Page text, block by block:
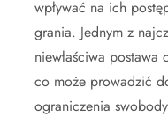
wpływać na ich
grania. Jednym z
niewłaściwa postawa
co może prowadzić
ograniczenia